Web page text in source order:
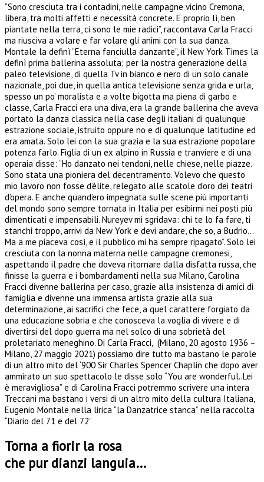
“Sono cresciuta tra i contadini, nelle campagne vicino Cremona,
libera, tra molti affetti e necessità concrete. E proprio lì, ben
piantate nella terra, ci sono le mie radici”, raccontava Carla Fracci
ma riusciva a volare e far volare gli animi con la sua danza.
Montale la definì “Eterna fanciulla danzante”, il New York Times la
definì prima ballerina assoluta; per la nostra generazione della
paleo televisione, di quella Tv in bianco e nero di un solo canale
nazionale, poi due, in quella antica televisione senza grida e urla,
spesso un po’ moralista e a volte bigotta ma piena di garbo e
classe, Carla Fracci era una diva, era la grande ballerina che aveva
portato la danza classica nella case degli italiani di qualunque
estrazione sociale, istruito oppure no e di qualunque latitudine ed
era amata. Solo lei con la sua grazia e la sua estrazione popolare
potenza farlo. Figlia di un ex alpino in Russia e tranviere e di una
operaia disse: “Ho danzato nei tendoni, nelle chiese, nelle piazze.
Sono stata una pioniera del decentramento. Volevo che questo
mio lavoro non fosse d’élite, relegato alle scatole d’oro dei teatri
d’opera. E anche quand’ero impegnata sulle scene più importanti
del mondo sono sempre tornata in Italia per esibirmi nei posti più
dimenticati e impensabili. Nureyev mi sgridava: chi te lo fa fare, ti
stanchi troppo, arrivi da New York e devi andare, che so, a Budrio…
Ma a me piaceva così, e il pubblico mi ha sempre ripagato”. Solo lei
cresciuta con la nonna materna nelle campagne cremonesi,
aspettando il padre che doveva ritornare dalla disfatta russa, che
finisse la guerra e i bombardamenti nella sua Milano, Carolina
Fracci divenne ballerina per caso, grazie alla insistenza di amici di
famiglia e divenne una immensa artista grazie alla sua
determinazione, ai sacrifici che fece, a quel carattere forgiato da
una educazione sobria e che conosceva la voglia di vivere e di
divertirsi del dopo guerra ma nel solco di una sobrietà del
proletariato meneghino. Di Carla Fracci, (Milano, 20 agosto 1936 –
Milano, 27 maggio 2021) possiamo dire tutto ma bastano le parole
di un altro mito del ‘900 Sir Charles Spencer Chaplin che dopo aver
ammirato un suo spettacolo le disse solo “You are wonderful..Lei
è meravigliosa” e di Carolina Fracci potremmo scrivere una intera
Treccani ma bastano i versi di un altro mito della cultura Italiana,
Eugenio Montale nella lirica “la Danzatrice stanca” nella raccolta
“Diario del 71 e del 72”
Torna a fiorir la rosa
che pur dianzi languia…